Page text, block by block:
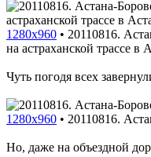
1280x960 • 20110816.
на астраханской трассе в
Чуть погодя всех
1280x960 • 20110816.
Но, даже на объездной